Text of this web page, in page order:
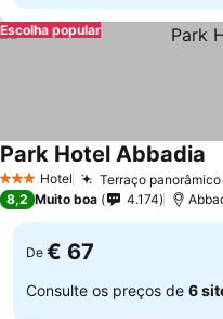
Escolha popular
3 EstrelasHotel Terraço
Park Hotel Abbadia
8,2 Muito boa 4.174
De € 67
Consulte os preços de 6